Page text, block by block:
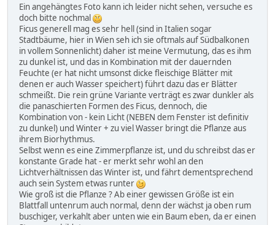
Ein angehängtes Foto kann ich leider nicht sehen, versuche es
doch bitte nochmal
Ficus generell mag es sehr hell (sind in Italien sogar
Stadtbäume, hier in Wien seh ich sie oftmals auf Südbalkonen
in vollem Sonnenlicht) daher ist meine Vermutung, das es ihm
zu dunkel ist, und das in Kombination mit der dauernden
Feuchte (er hat nicht umsonst dicke fleischige Blätter mit
denen er auch Wasser speichert) führt dazu das er Blätter
schmeißt. Die rein grüne Variante verträgt es zwar dunkler als
die panaschierten Formen des Ficus, dennoch, die
Kombination von - kein Licht (NEBEN dem Fenster ist definitiv
zu dunkel) und Winter + zu viel Wasser bringt die Pflanze aus
ihrem Biorhythmus.
Selbst wenn es eine Zimmerpflanze ist, und du schreibst das er
konstante Grade hat - er merkt sehr wohl an den
Lichtverhältnissen das Winter ist, und fährt dementsprechend
auch sein System etwas runter
Wie groß ist die Pflanze ? Ab einer gewissen Größe ist ein
Blattfall untenrum auch normal, denn der wächst ja oben rum
buschiger, verkahlt aber unten wie ein Baum eben, da er einen